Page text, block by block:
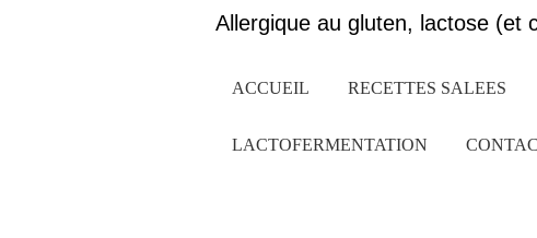
ACCUEIL RECETTES SALEES
LACTOFERMENTATION